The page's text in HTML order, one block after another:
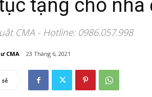
tặng cho nhà
CMA - Hotline: 0986.057.998
CMA 23 Tháng 6, 2021